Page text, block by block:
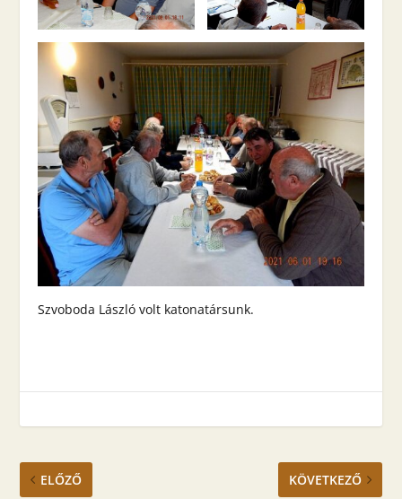
Szvoboda László volt katonatársunk.
ELŐZŐ KÖVETKEZŐ